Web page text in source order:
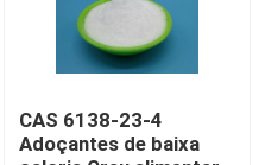
CAS 6138-23-4
Adoçantes de baixa